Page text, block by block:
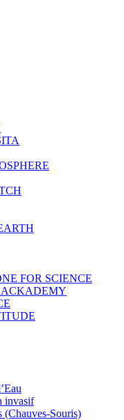
FOR SCIENCE
invasif
(Chauves-Souris)